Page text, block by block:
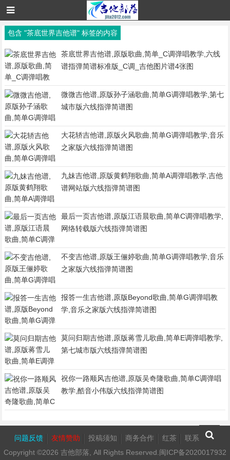
包含 "茶底世界吉他谱" 标签的内容
茶底世界吉他谱,原版歌曲,简单_C调弹唱教学,六线
谱指弹简谱标准版_C调_吉他图片谱4张图
微微吉他谱,原版孙子涵歌曲,简单G调弹唱教学,第七
城市版六线指弹简谱图
大花轿吉他谱,原版火风歌曲,简单G调弹唱教学,音乐
之家版六线指弹简谱图
九妹吉他谱,原版黄鹤翔歌曲,简单A调弹唱教学,吉他
谱网站版六线指弹简谱图
最后一页吉他谱,原版江语晨歌曲,简单C调弹唱教学,
网络转载版六线指弹简谱图
不变吉他谱,原版王俪婷歌曲,简单G调弹唱教学,音乐
之家版六线指弹简谱图
报答一生吉他谱,原版Beyond歌曲,简单G调弹唱教
学,音乐之家版六线指弹简谱图
莫问归期吉他谱,原版蒋雪儿歌曲,简单E调弹唱教学,
第七城市版六线指弹简谱图
祝你一路顺风吉他谱,原版吴奇隆歌曲,简单C调弹唱
教学,酷音小伟版六线指弹简谱图
问题反馈 友情赞助 投稿须知 商务合作 红茶
联系我们
Copyright ©2026 吉他部落 , All Rights Reserved. 闽ICP备2020017932